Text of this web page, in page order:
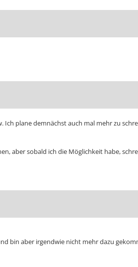
plane demnächst auch mal mehr zu
aber sobald ich die Möglichkeit habe,
bin aber irgendwie nicht mehr dazu